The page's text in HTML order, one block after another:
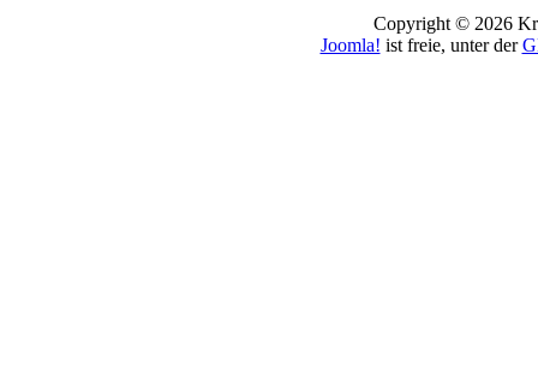
Copyright © 2026
Joomla! ist freie, unter der